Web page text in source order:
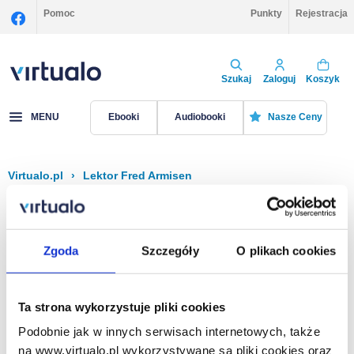
Zgoda Szczegóły O plikach cookies
Ta strona wykorzystuje pliki cookies
Podobnie jak w innych serwisach internetowych, także
na www.virtualo.pl wykorzystywane są pliki cookies oraz
Pomoc Punkty Rejestracja
Szukaj Zaloguj Koszyk
MENU Ebooki Audiobooki Nasze Ceny
Virtualo.pl › Lektor Fred Armisen
Filtruj Sortuj
Na stronie